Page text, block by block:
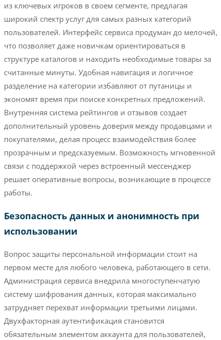
из ключевых игроков в своем сегменте, предлагая
широкий спектр услуг для самых разных категорий
пользователей. Интерфейс сервиса продуман до мелочей,
что позволяет даже новичкам ориентироваться в
структуре каталогов и находить необходимые товары за
считанные минуты. Удобная навигация и логичное
разделение на категории избавляют от путаницы и
экономят время при поиске конкретных предложений.
Внутренняя система рейтингов и отзывов создает
дополнительный уровень доверия между продавцами и
покупателями, делая процесс взаимодействия более
прозрачным и предсказуемым. Возможность мгновенной
связи с поддержкой через встроенный мессенджер
решает оперативные вопросы, возникающие в процессе
работы.
Безопасность данных и анонимность при
использовании
Вопрос защиты персональной информации стоит на
первом месте для любого человека, работающего в сети.
Администрация сервиса внедрила многоступенчатую
систему шифрования данных, которая максимально
затрудняет перехват информации третьими лицами.
Двухфакторная аутентификация становится
обязательным элементом аккаунта для пользователей,